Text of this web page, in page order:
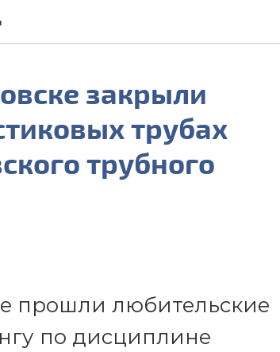
закрыли
трубах
трубного
прошли любительские
по дисциплине